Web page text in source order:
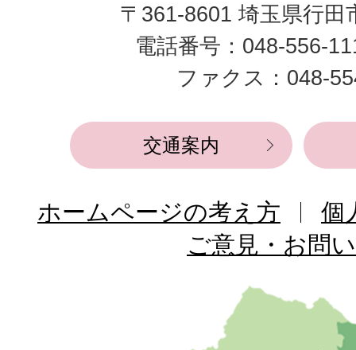
市
役
所
〒361-8601 埼玉県行田
電話番号：048-556-
ファクス：048-
交通案内
ホームページの考え方
個
ご意見・お問